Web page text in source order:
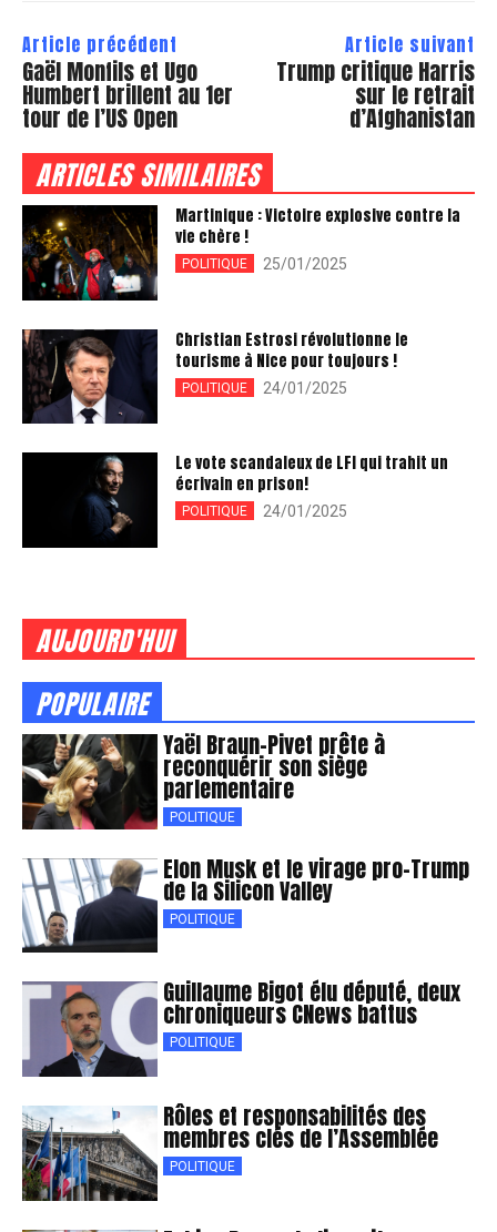
Article précédent
Gaël Monfils et Ugo
Humbert brillent au 1er
tour de l’US Open
Article suivant
Trump critique Harris
sur le retrait
d’Afghanistan
ARTICLES SIMILAIRES
Martinique : Victoire explosive contre la
vie chère !
POLITIQUE 25/01/2025
Christian Estrosi révolutionne le
tourisme à Nice pour toujours !
POLITIQUE 24/01/2025
Le vote scandaleux de LFI qui trahit un
écrivain en prison!
POLITIQUE 24/01/2025
AUJOURD'HUI
POPULAIRE
Yaël Braun-Pivet prête à
reconquérir son siège
parlementaire
POLITIQUE
Elon Musk et le virage pro-Trump
de la Silicon Valley
POLITIQUE
Guillaume Bigot élu député, deux
chroniqueurs CNews battus
POLITIQUE
Rôles et responsabilités des
membres clés de l’Assemblée
POLITIQUE